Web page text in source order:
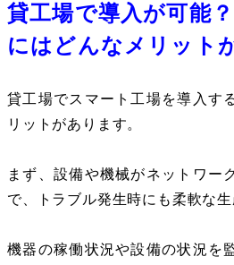
貸工場で導入が可能
にはどんなメリット
貸工場でスマート工場を導入す
リットがあります。
まず、設備や機械がネットワー
で、トラブル発生時にも柔軟な生
機器の稼働状況や設備の状況を